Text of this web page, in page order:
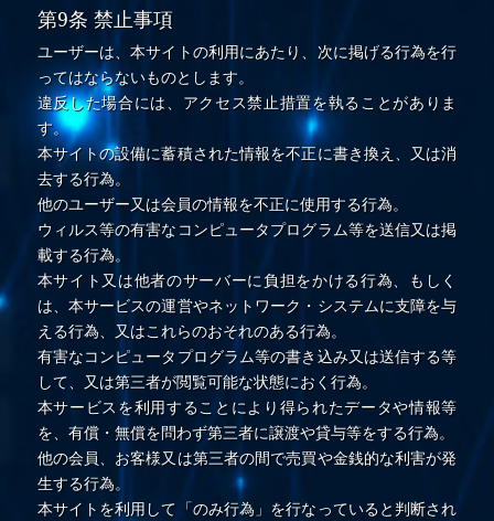
第9条 禁止事項
ユーザーは、本サイトの利用にあたり、次に掲げる行為を行
ってはならないものとします。
違反した場合には、アクセス禁止措置を執ることがありま
す。
本サイトの設備に蓄積された情報を不正に書き換え、又は消
去する行為。
他のユーザー又は会員の情報を不正に使用する行為。
ウィルス等の有害なコンピュータプログラム等を送信又は掲
載する行為。
本サイト又は他者のサーバーに負担をかける行為、もしく
は、本サービスの運営やネットワーク・システムに支障を与
える行為、又はこれらのおそれのある行為。
有害なコンピュータプログラム等の書き込み又は送信する等
して、又は第三者が閲覧可能な状態におく行為。
本サービスを利用することにより得られたデータや情報等
を、有償・無償を問わず第三者に譲渡や貸与等をする行為。
他の会員、お客様又は第三者の間で売買や金銭的な利害が発
生する行為。
本サイトを利用して「のみ行為」を行なっていると判断され